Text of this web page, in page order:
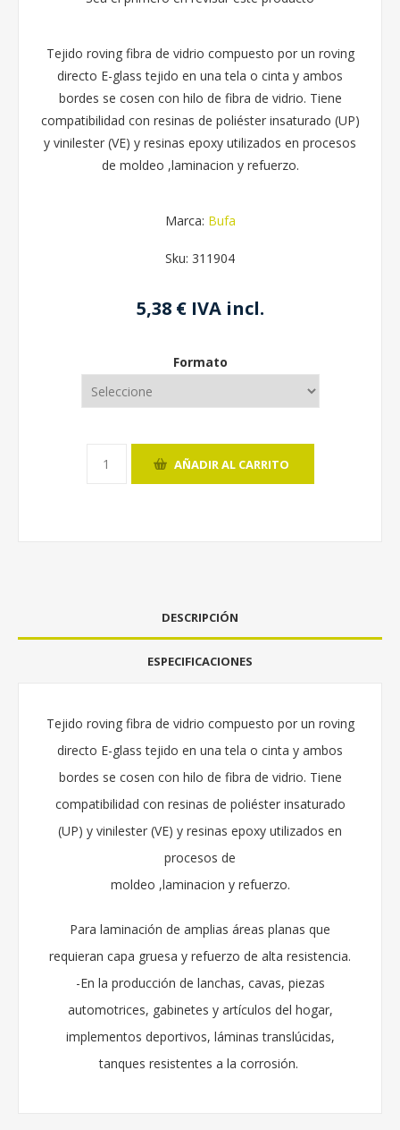
Tejido roving fibra de vidrio compuesto por un roving
directo E-glass tejido en una tela o cinta y ambos
bordes se cosen con hilo de fibra de vidrio. Tiene
compatibilidad con resinas de poliéster insaturado (UP)
y vinilester (VE) y resinas epoxy utilizados en procesos
de moldeo ,laminacion y refuerzo.
Marca: Bufa
Sku: 311904
5,38 € IVA incl.
Formato
AÑADIR AL CARRITO
DESCRIPCIÓN
ESPECIFICACIONES
Tejido roving fibra de vidrio compuesto por un roving
directo E-glass tejido en una tela o cinta y ambos
bordes se cosen con hilo de fibra de vidrio. Tiene
compatibilidad con resinas de poliéster insaturado
(UP) y vinilester (VE) y resinas epoxy utilizados en
procesos de
moldeo ,laminacion y refuerzo.
Para laminación de amplias áreas planas que
requieran capa gruesa y refuerzo de alta resistencia.
-En la producción de lanchas, cavas, piezas
automotrices, gabinetes y artículos del hogar,
implementos deportivos, láminas translúcidas,
tanques resistentes a la corrosión.